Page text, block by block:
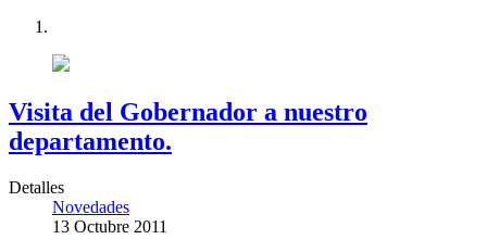
Visita del Gobernador a nuestro
departamento.
Detalles
Novedades
13 Octubre 2011